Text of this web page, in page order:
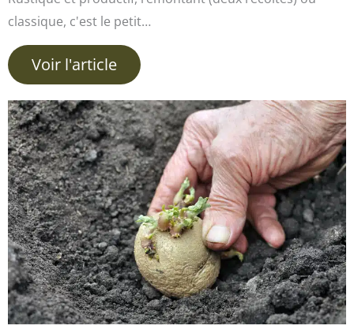
classique, c'est le petit…
Voir l'article